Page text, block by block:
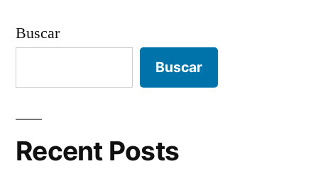
Buscar
Buscar
Recent Posts